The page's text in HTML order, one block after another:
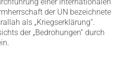
der UN bezeichnete
als „Kriegserklärung“.
der „Bedrohungen“ durch